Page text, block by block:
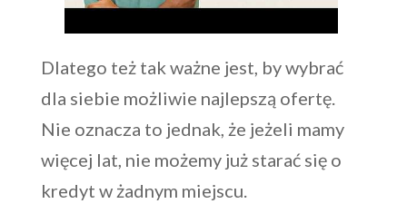
Dlatego też tak ważne jest, by wybrać
dla siebie możliwie najlepszą ofertę.
Nie oznacza to jednak, że jeżeli mamy
więcej lat, nie możemy już starać się o
kredyt w żadnym miejscu.